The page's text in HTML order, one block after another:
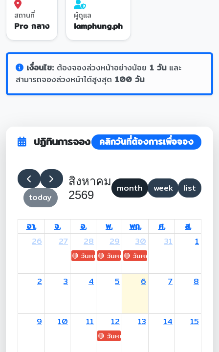
สถานที่
Pro กลาง
ผู้ดูแล
lamphung.ph
เงื่อนไข:ต้องจองล่วงหน้าอย่างน้อย 1 วันและ
สามารถจองล่วงหน้าได้สูงสุด 100 วัน
ปฏิทินการจอง คลิกวันที่ต้องการเพื่อจอง
today
สิงหาคม
2569
month week list
อา. จ. อ. พ. พฤ. ศ.
ส.
26
27 28
🔴 วันหยุด: H.M. King Maha Vajiralongkorn's
29
🔴 วันหยุด: Asanha Bucha Day
30
🔴 วันหยุด: Buddhist Lent
31 1
2 3 4 5 6 7 8
9 10 11 12
🔴 วันหยุด: H.M. Queen Sirikit The
13 14 15